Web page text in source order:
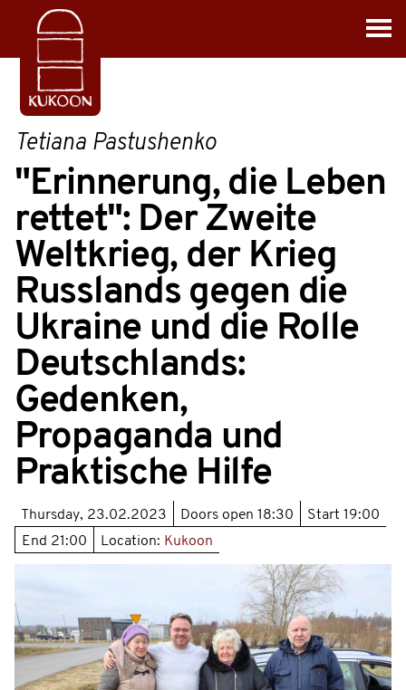
Tetiana Pastushenko
"Erinnerung, die Leben
rettet": Der Zweite
Weltkrieg, der Krieg
Russlands gegen die
Ukraine und die Rolle
Deutschlands:
Gedenken,
Propaganda und
Praktische Hilfe
Thursday, 23.02.2023 Doors open 18:30 Start 19:00
End 21:00 Location: Kukoon